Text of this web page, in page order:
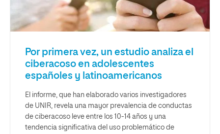
Por primera vez, un estudio analiza el
ciberacoso en adolescentes
españoles y latinoamericanos
El informe, que han elaborado varios investigadores
de UNIR, revela una mayor prevalencia de conductas
de ciberacoso leve entre los 10-14 años y una
tendencia significativa del uso problemático de